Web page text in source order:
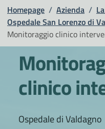
Homepage / Azienda /
Ospedale San Lorenzo di
Monitoraggio clinico
clinico
Ospedale di Valdagno